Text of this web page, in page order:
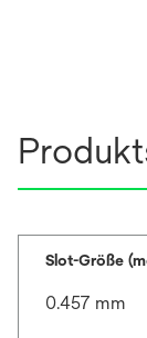
Slot-Größe
0.457 mm